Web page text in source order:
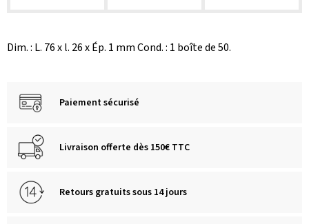
Dim. : L. 76 x l. 26 x Ép. 1 mm Cond. : 1 boîte de 50.
Paiement sécurisé
Livraison offerte dès 150€ TTC
Retours gratuits sous 14 jours